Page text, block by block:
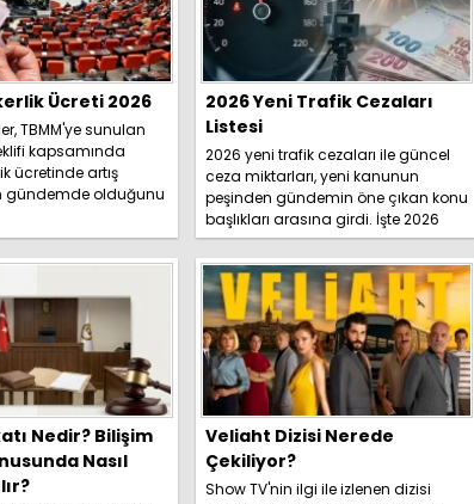
Ücreti 2026
TBMM'ye sunulan
kapsamında
ücretinde artış
gündemde olduğunu
2026 Yeni Trafik Cezaları
Listesi
2026 yeni trafik cezaları ile güncel
ceza miktarları, yeni kanunun
peşinden gündemin öne çıkan konu
başlıkları arasına girdi. İşte 2026
yeni trafik ce...
Nedir? Bilişim
Nasıl
Veliaht Dizisi Nerede
Çekiliyor?
Show TV'nin ilgi ile izlenen dizisi